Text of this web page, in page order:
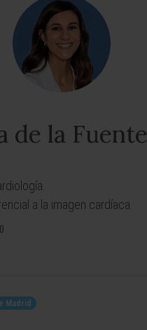
de la Fuente
a la imagen cardíaca.
Madrid